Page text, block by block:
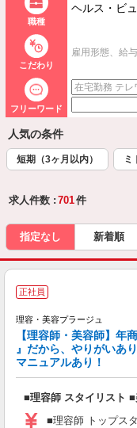
職種
ヘルス・ビ
こだわり
雇用形態、給
フリーワード
人気の条件
短期（3ヶ月以内） ミ
求人件数 : 701件
指定なし 新着順
正社員
理容・美容プラージュ
【理容師・美容師】年
』だから、やりがいあ
マニュアルあり！
■理容師 スタイリスト
■理容師 トップス